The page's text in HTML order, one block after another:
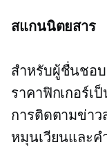
สแกนนิตยสาร
สำหรับผู้ชื่นชอ
ราคาฟิกเกอร์เ
การติดตามข่าว
หมุนเวียนและค